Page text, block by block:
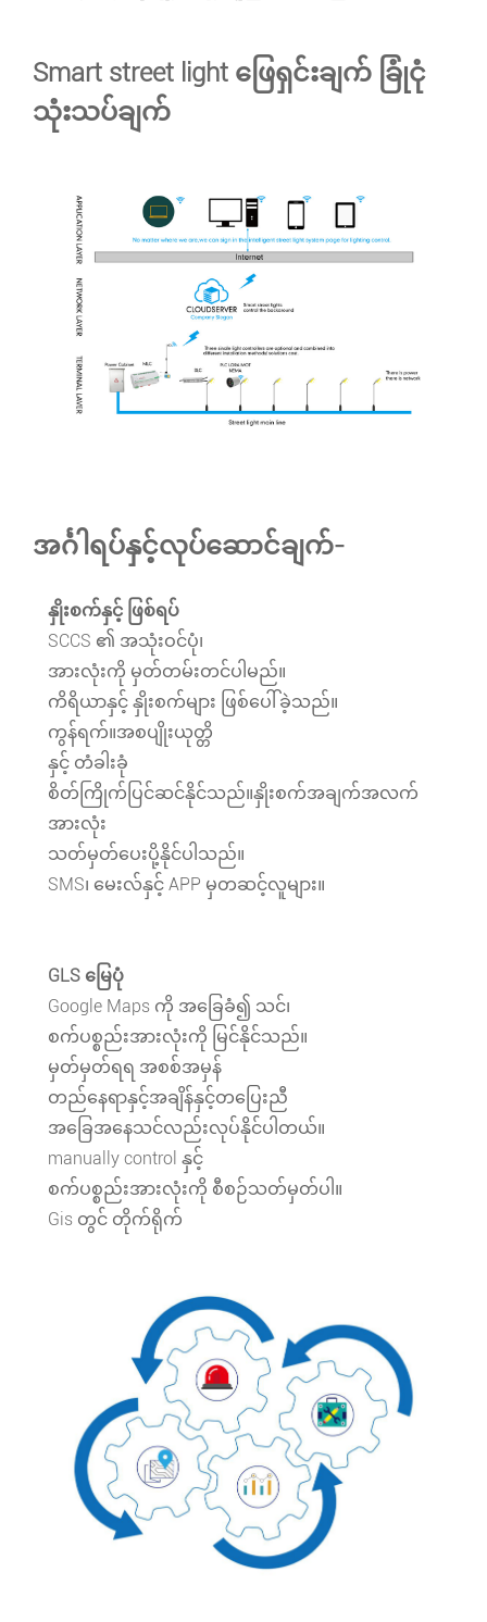
Smart street light ဖြေရှင်းချက် ခြုံငုံ
သုံးသပ်ချက်
အင်္ဂါရပ်နှင့်လုပ်ဆောင်ချက်-
နှိုးစက်နှင့် ဖြစ်ရပ်
SCCS ၏ အသုံးဝင်ပုံ၊
အားလုံးကို မှတ်တမ်းတင်ပါမည်။
ကိရိယာနှင့် နှိုးစက်များ ဖြစ်ပေါ်ခဲ့သည်။
ကွန်ရက်။အစပျိုးယုတ္တိ
နှင့် တံခါးခုံ
စိတ်ကြိုက်ပြင်ဆင်နိုင်သည်။နှိုးစက်အချက်အလက်
အားလုံး
သတ်မှတ်ပေးပို့နိုင်ပါသည်။
SMS၊ မေးလ်နှင့် APP မှတဆင့်လူများ။
GLS မြေပုံ
Google Maps ကို အခြေခံ၍ သင်၊
စက်ပစ္စည်းအားလုံးကို မြင်နိုင်သည်။
မှတ်မှတ်ရရ အစစ်အမှန်
တည်နေရာနှင့်အချိန်နှင့်တပြေးညီ
အခြေအနေသင်လည်းလုပ်နိုင်ပါတယ်။
manually control နှင့်
စက်ပစ္စည်းအားလုံးကို စီစဉ်သတ်မှတ်ပါ။
Gis တွင် တိုက်ရိုက်